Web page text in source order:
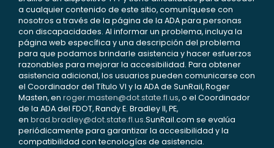
a cualquier contenido de este sitio, comuníquese con
nosotros a través de la página de la ADA para personas
con discapacidades. Al informar un problema, incluya la
página web específica y una descripción del problema
para que podamos brindarle asistencia y hacer esfuerzos
razonables para mejorar la accesibilidad. Para obtener
asistencia adicional, los usuarios pueden comunicarse con
el Coordinador del Título VI y la ADA de SunRail, Roger
Masten, en roger.masten@dot.state.fl.us, o el Coordinador
de la ADA del FDOT, Randy E. Bradley II, PE,
en brad.bradley@dot.state.fl.us.SunRail.com se evalúa
periódicamente para garantizar la accesibilidad y la
compatibilidad con tecnologías de asistencia.